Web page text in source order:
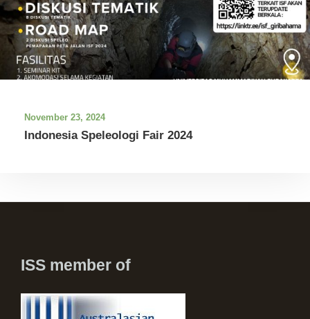
November 23, 2024
Indonesia Speleologi Fair 2024
ISS member of